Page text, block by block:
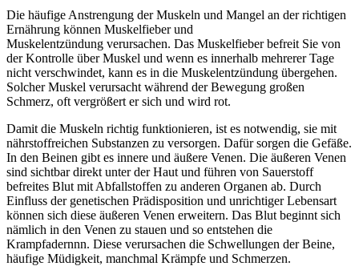
Die häufige Anstrengung der Muskeln und Mangel an der richtigen
Ernährung können Muskelfieber und
Muskelentzündung verursachen. Das Muskelfieber befreit Sie von
der Kontrolle über Muskel und wenn es innerhalb mehrerer Tage
nicht verschwindet, kann es in die Muskelentzündung übergehen.
Solcher Muskel verursacht während der Bewegung großen
Schmerz, oft vergrößert er sich und wird rot.
Damit die Muskeln richtig funktionieren, ist es notwendig, sie mit
nährstoffreichen Substanzen zu versorgen. Dafür sorgen die Gefäße.
In den Beinen gibt es innere und äußere Venen. Die äußeren Venen
sind sichtbar direkt unter der Haut und führen von Sauerstoff
befreites Blut mit Abfallstoffen zu anderen Organen ab. Durch
Einfluss der genetischen Prädisposition und unrichtiger Lebensart
können sich diese äußeren Venen erweitern. Das Blut beginnt sich
nämlich in den Venen zu stauen und so entstehen die
Krampfadernnn. Diese verursachen die Schwellungen der Beine,
häufige Müdigkeit, manchmal Krämpfe und Schmerzen.